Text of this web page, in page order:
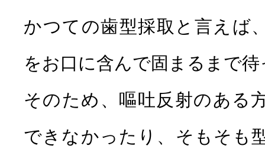
かつての歯型採取と言えば
をお口に含んで固まるまで
そのため、嘔吐反射のある
できなかったり、そもそも